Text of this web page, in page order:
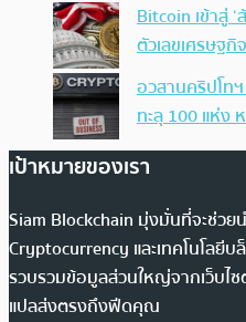
Bitcoin เข้าสู่
ตัวเลขเศรษฐ
อวสานคริปโท
ทะลุ 100 แห่ง
เป้าหมายของเรา
Siam Blockchain มุ่งมั่นที่จะช่วย
Cryptocurrency และเทคโนโลยีบ
รวบรวมข้อมูลส่วนใหญ่จากเว็บไซ
แปลส่งตรงถึงฟีดคุณ